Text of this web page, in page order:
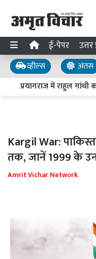
ई-पेपर
व्हील्स अंतस
प्रयागराज में राहुल गांधी
Kargil War:
तक, जानें 1999 के उन
Amrit Vichar Network